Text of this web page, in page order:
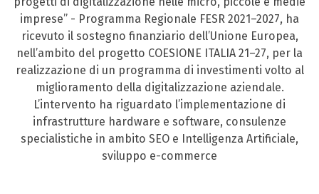
imprese” - Programma Regionale FESR 2021–2027, ha
ricevuto il sostegno finanziario dell’Unione Europea,
nell’ambito del progetto COESIONE ITALIA 21–27, per la
realizzazione di un programma di investimenti volto al
miglioramento della digitalizzazione aziendale.
L’intervento ha riguardato l’implementazione di
infrastrutture hardware e software, consulenze
specialistiche in ambito SEO e Intelligenza Artificiale,
sviluppo e-commerce